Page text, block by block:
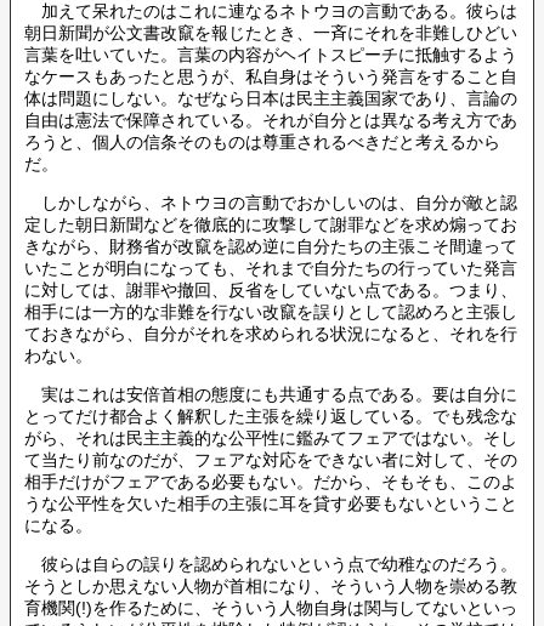
加えて呆れたのはこれに連なるネトウヨの言動である。彼らは
朝日新聞が公文書改竄を報じたとき、一斉にそれを非難しひどい
言葉を吐いていた。言葉の内容がヘイトスピーチに抵触するよう
なケースもあったと思うが、私自身はそういう発言をすること自
体は問題にしない。なぜなら日本は民主主義国家であり、言論の
自由は憲法で保障されている。それが自分とは異なる考え方であ
ろうと、個人の信条そのものは尊重されるべきだと考えるから
だ。
しかしながら、ネトウヨの言動でおかしいのは、自分が敵と認
定した朝日新聞などを徹底的に攻撃して謝罪などを求め煽ってお
きながら、財務省が改竄を認め逆に自分たちの主張こそ間違って
いたことが明白になっても、それまで自分たちの行っていた発言
に対しては、謝罪や撤回、反省をしていない点である。つまり、
相手には一方的な非難を行ない改竄を誤りとして認めろと主張し
ておきながら、自分がそれを求められる状況になると、それを行
わない。
実はこれは安倍首相の態度にも共通する点である。要は自分に
とってだけ都合よく解釈した主張を繰り返している。でも残念な
がら、それは民主主義的な公平性に鑑みてフェアではない。そし
て当たり前なのだが、フェアな対応をできない者に対して、その
相手だけがフェアである必要もない。だから、そもそも、このよ
うな公平性を欠いた相手の主張に耳を貸す必要もないということ
になる。
彼らは自らの誤りを認められないという点で幼稚なのだろう。
そうとしか思えない人物が首相になり、そういう人物を崇める教
育機関(!)を作るために、そういう人物自身は関与してないといっ